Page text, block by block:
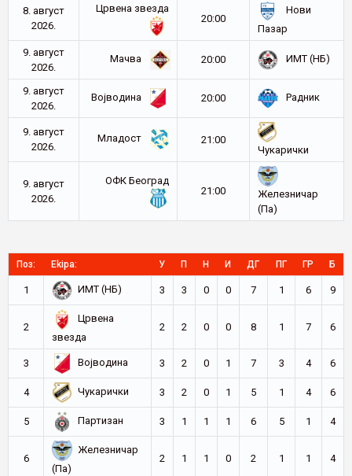
8. август
2026.
Црвена звезда
20:00
Нови
Пазар
9. август
2026.
Мачва 20:00 ИМТ (НБ)
9. август
2026.
Војводина 20:00 Радник
9. август
2026.
Младост
21:00
Чукарички
9. август
2026.
ОФК Београд
21:00
Железничар
(Па)
Поз: Ekipa: У П Н И ДГ ПГ ГР Б
1 ИМТ (НБ) 3 3 0 0 7 1 6 9
2
Црвена
звезда
2 2 0 0 8 1 7 6
3 Војводина 3 2 0 1 7 3 4 6
4 Чукарички 3 2 0 1 5 1 4 6
5 Партизан 3 1 1 1 6 5 1 4
6
Железничар
(Па)
2 1 1 0 2 1 1 4